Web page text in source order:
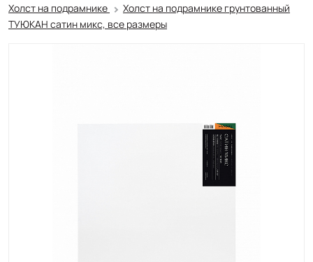
Холст на подрамнике
Холст на подрамнике грунтованный
ТУЮКАН сатин микс, все размеры